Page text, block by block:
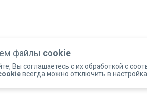
файлы cookie
Вы соглашаетесь с их обработкой с
всегда можно отключить в